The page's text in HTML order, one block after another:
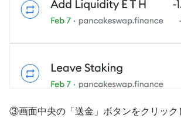
③画面中央の「送金」ボタンをクリック